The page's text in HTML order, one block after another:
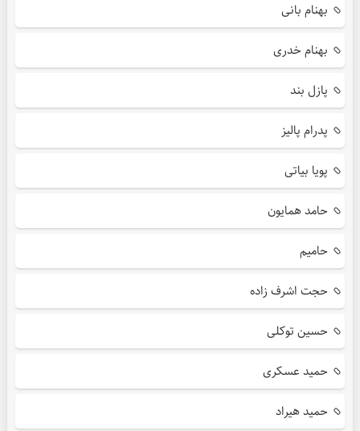
بهنام بانی
بهنام خدری
پازل بند
پدرام پالیز
پویا بیاتی
حامد همایون
حامیم
حجت اشرف زاده
حسین توکلی
حمید عسکری
حمید هیراد